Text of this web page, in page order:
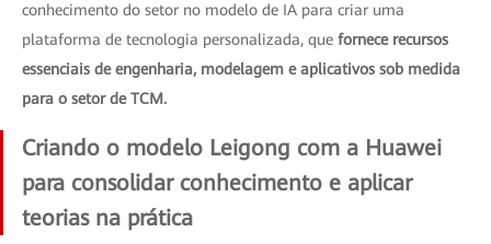
conhecimento do setor no modelo de IA para criar uma
plataforma de tecnologia personalizada, que fornece recursos
essenciais de engenharia, modelagem e aplicativos sob medida
para o setor de TCM.
Criando o modelo Leigong com a Huawei
para consolidar conhecimento e aplicar
teorias na prática